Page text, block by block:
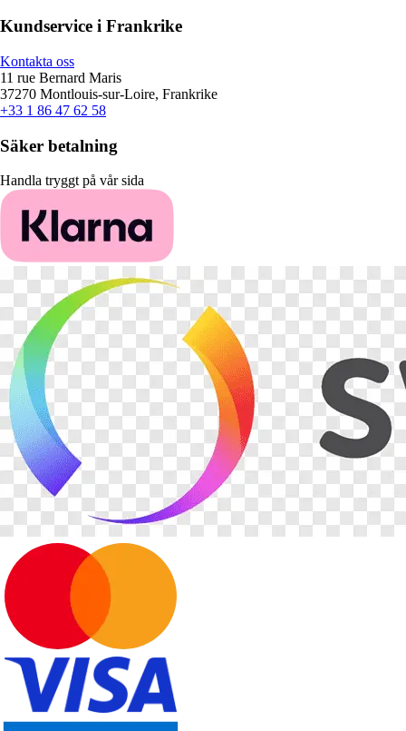
Kundservice i Frankrike
Kontakta oss
11 rue Bernard Maris
37270 Montlouis-sur-Loire, Frankrike
+33 1 86 47 62 58
Säker betalning
Handla tryggt på vår sida